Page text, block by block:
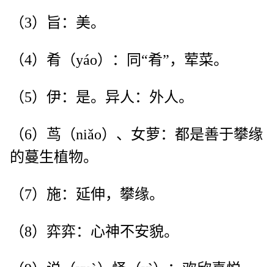
（3）旨：美。
（4）肴（yáo）：同“肴”，荤菜。
（5）伊：是。异人：外人。
（6）茑（niǎo）、女萝：都是善于攀缘
的蔓生植物。
（7）施：延伸，攀缘。
（8）弈弈：心神不安貌。